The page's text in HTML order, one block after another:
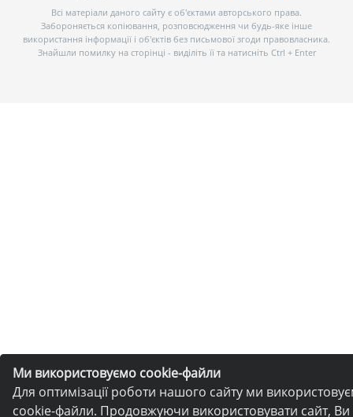
Ми використовуємо cookie-файли
Для оптимізації роботи нашого сайту ми
cookie-файли. Продовжуючи використовувати сайт, Ви
Всі матеріали даного сайту є об’єктами авторського права.
Забороняється копіювання, розповсюдження чи будь-яке інше
використання інформації і об’єктів без письмової згоди правовласника.
Знайшли помилку на сторінці - виділіть її та натисніть Ctrl + Enter